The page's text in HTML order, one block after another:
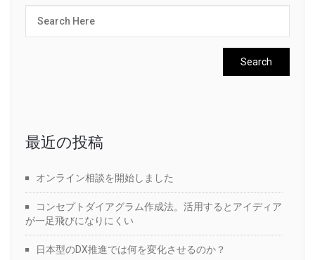
最近の投稿
オンライン相談を開始しました
コンセプトダイアグラム作成法。活用するとアイディア
が一足飛びになりにくい
日本型のDX推進では何を変化させるのか？